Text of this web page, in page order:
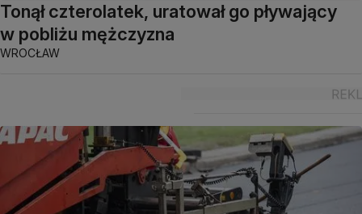
Tonął czterolatek, uratował go pływający
w pobliżu mężczyzna
WROCŁAW